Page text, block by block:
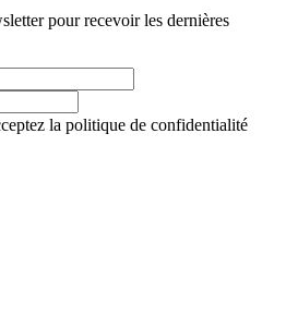
pour recevoir les dernières
la politique de confidentialité